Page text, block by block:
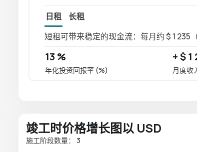
日租
长租
短租可带来稳定的现金流：每月约 $ 1 235
13 %
年化投资回报率 (%)
+ $ 1
月度收
竣工时价格增长图以 USD
施工阶段数量： 3